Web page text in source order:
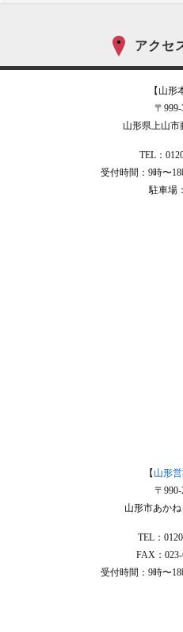
アクセ
【山形
〒999-
山形県上山市
TEL：
受付時間：9時〜
駐車場
【 山形
〒990-
山形市あか
TEL：
FAX：
受付時間：9時〜